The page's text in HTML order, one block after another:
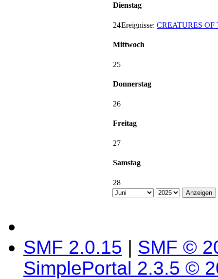
Dienstag
24Ereignisse: CREATURES OF
Mittwoch
25
Donnerstag
26
Freitag
27
Samstag
28
SMF 2.0.15 | SMF ©
SimplePortal 2.3.5 ©